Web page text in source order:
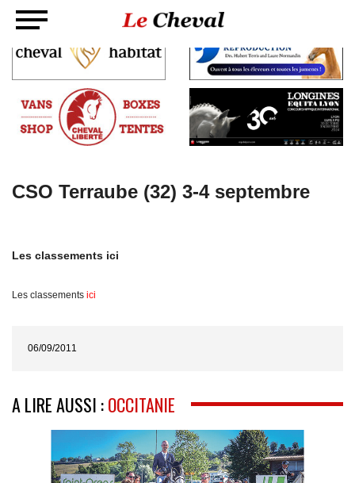
CSO Terraube (32) 3-4 septembre
Les classements ici
Les classements ici
06/09/2011
A LIRE AUSSI :OCCITANIE